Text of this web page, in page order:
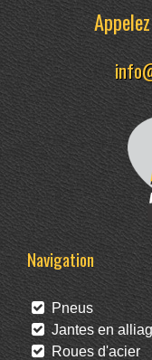
Navigation
Pneus
Jantes en
Roues d'acier